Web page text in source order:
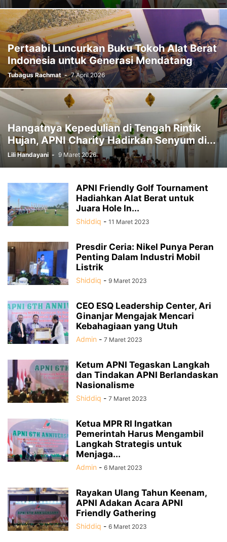
Pertaabi Luncurkan Buku Tokoh Alat Berat
Indonesia untuk Generasi Mendatang
Tubagus Rachmat - 7 April 2026
Hangatnya Kepedulian di Tengah Rintik
Hujan, APNI Charity Hadirkan Senyum di...
Lili Handayani - 9 Maret 2026
APNI Friendly Golf Tournament
Hadiahkan Alat Berat untuk
Juara Hole In...
Shiddiq - 11 Maret 2023
Presdir Ceria: Nikel Punya Peran
Penting Dalam Industri Mobil
Listrik
Shiddiq - 9 Maret 2023
CEO ESQ Leadership Center, Ari
Ginanjar Mengajak Mencari
Kebahagiaan yang Utuh
Admin - 7 Maret 2023
Ketum APNI Tegaskan Langkah
dan Tindakan APNI Berlandaskan
Nasionalisme
Shiddiq - 7 Maret 2023
Ketua MPR RI Ingatkan
Pemerintah Harus Mengambil
Langkah Strategis untuk
Menjaga...
Admin - 6 Maret 2023
Rayakan Ulang Tahun Keenam,
APNI Adakan Acara APNI
Friendly Gathering
Shiddiq - 6 Maret 2023